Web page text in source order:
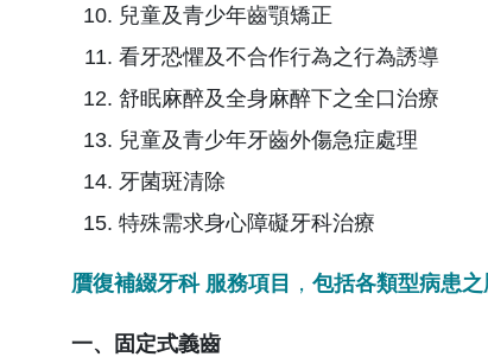
兒童及青少年齒顎矯正
看牙恐懼及不合作行為之行為誘導
舒眠麻醉及全身麻醉下之全口治療
兒童及青少年牙齒外傷急症處理
牙菌斑清除
特殊需求身心障礙牙科治療
贋復補綴牙科 服務項目 ， 包括各類型病患
一、固定式義齒